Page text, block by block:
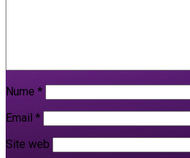
Nume *
Email *
Site web